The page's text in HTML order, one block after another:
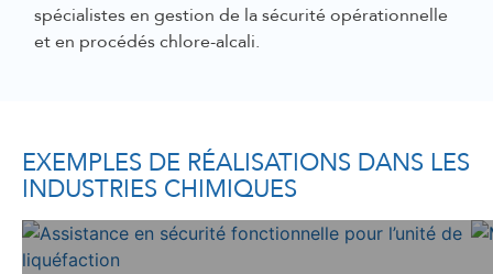
spécialistes en gestion de la sécurité opérationnelle
et en procédés chlore-alcali.
EXEMPLES DE RÉALISATIONS DANS LES
INDUSTRIES CHIMIQUES